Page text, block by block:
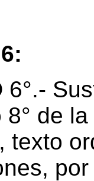
6°.-
de
texto